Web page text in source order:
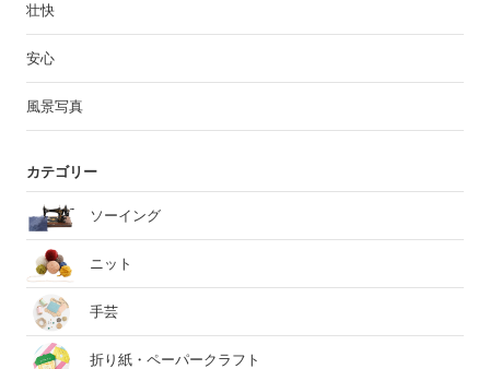
壮快
安心
風景写真
カテゴリー
ソーイング
ニット
手芸
折り紙・ペーパークラフト